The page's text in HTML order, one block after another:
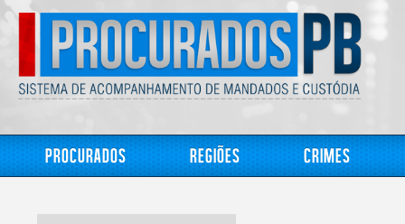
Procurados Regiões Crimes